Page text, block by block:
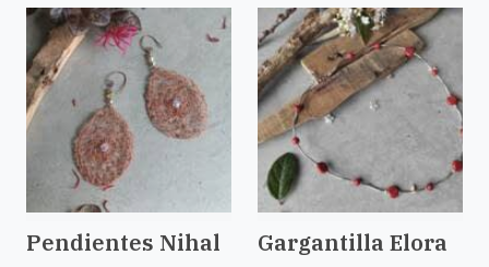
Pendientes Nihal Gargantilla Elora